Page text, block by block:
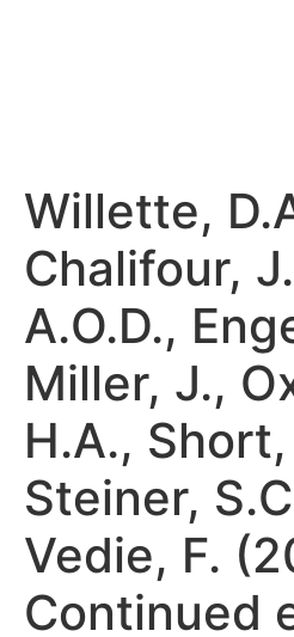
Willette,
Chalifour,
A.O.D.,
Miller, J.,
H.A., Short,
Steiner,
Vedie, F.
Continued